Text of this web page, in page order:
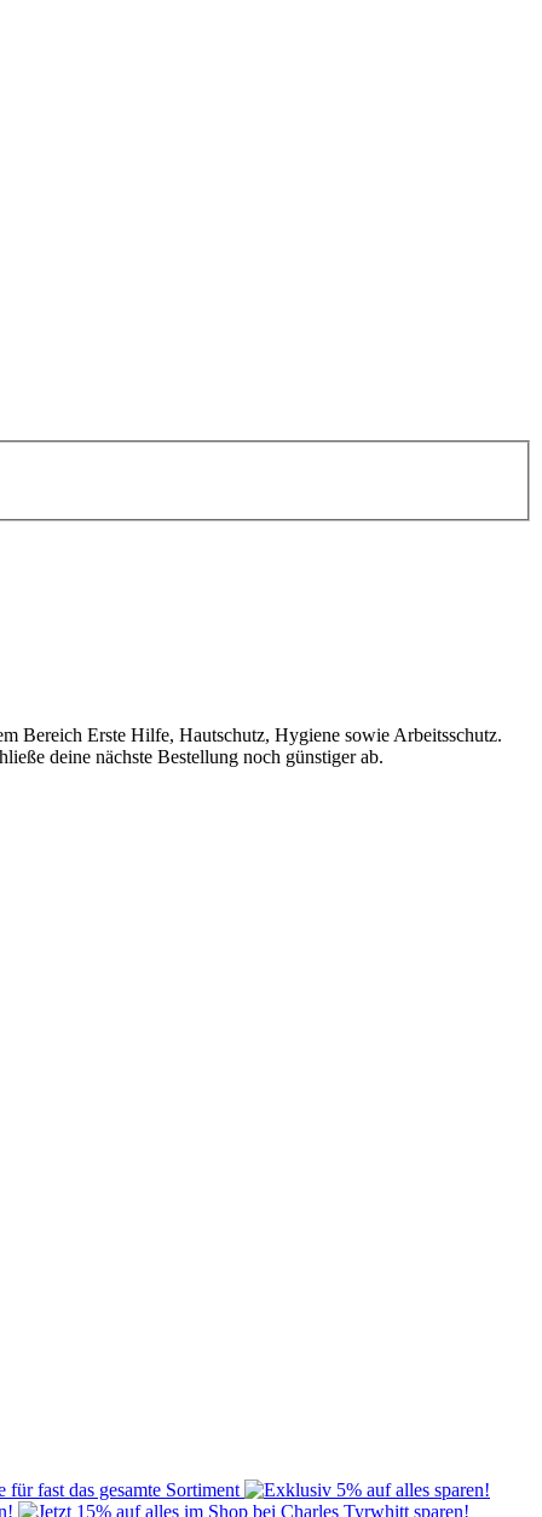
Bereich Erste Hilfe, Hautschutz, Hygiene sowie Arbeitsschutz.
deine nächste Bestellung noch günstiger ab.